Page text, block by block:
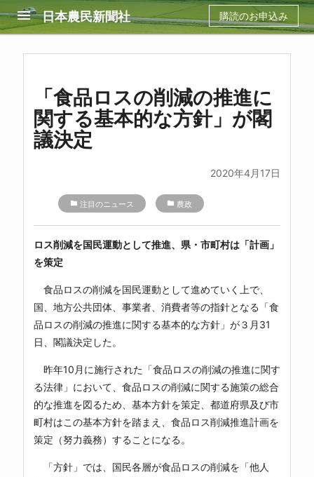
menu 日本農民新聞社 購読のお申込み
「食品ロスの削減の推進に
関する基本的な方針」が閣
議決定
2020年4月17日
folder 注目のニュース folder 農政
ロス削減を国民運動として推進、県・市町村は「計画」
を策定
食品ロスの削減を国民運動として進めていく上で、
国、地方公共団体、事業者、消費者等の指針となる「食
品ロスの削減の推進に関する基本的な方針」が３月31
日、閣議決定した。
昨年10月に施行された「食品ロスの削減の推進に関す
る法律」において、食品ロスの削減に関する施策の総合
的な推進を図るため、基本方針を策定、都道府県及び市
町村はこの基本方針を踏まえ、食品ロス削減推進計画を
策定（努力義務）することになる。
「方針」では、国民各層が食品ロスの削減を「他人